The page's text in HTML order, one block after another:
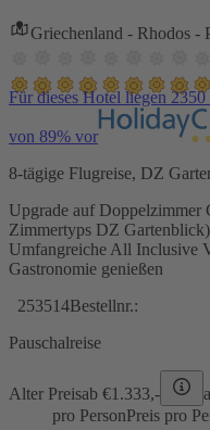
Griechenland - Rhodos -
Für dieses Hotel liegen
von 89% vor
8-tägige Flugreise, DZ
Upgrade auf Doppelzimmer
Zimmertyps DZ
Umfangreiche All Inclusive
Gastronomie genießen
253514Bestellnr.:
Pauschalreise
Alter Preisab €1.333,-
pro PersonPreis pro